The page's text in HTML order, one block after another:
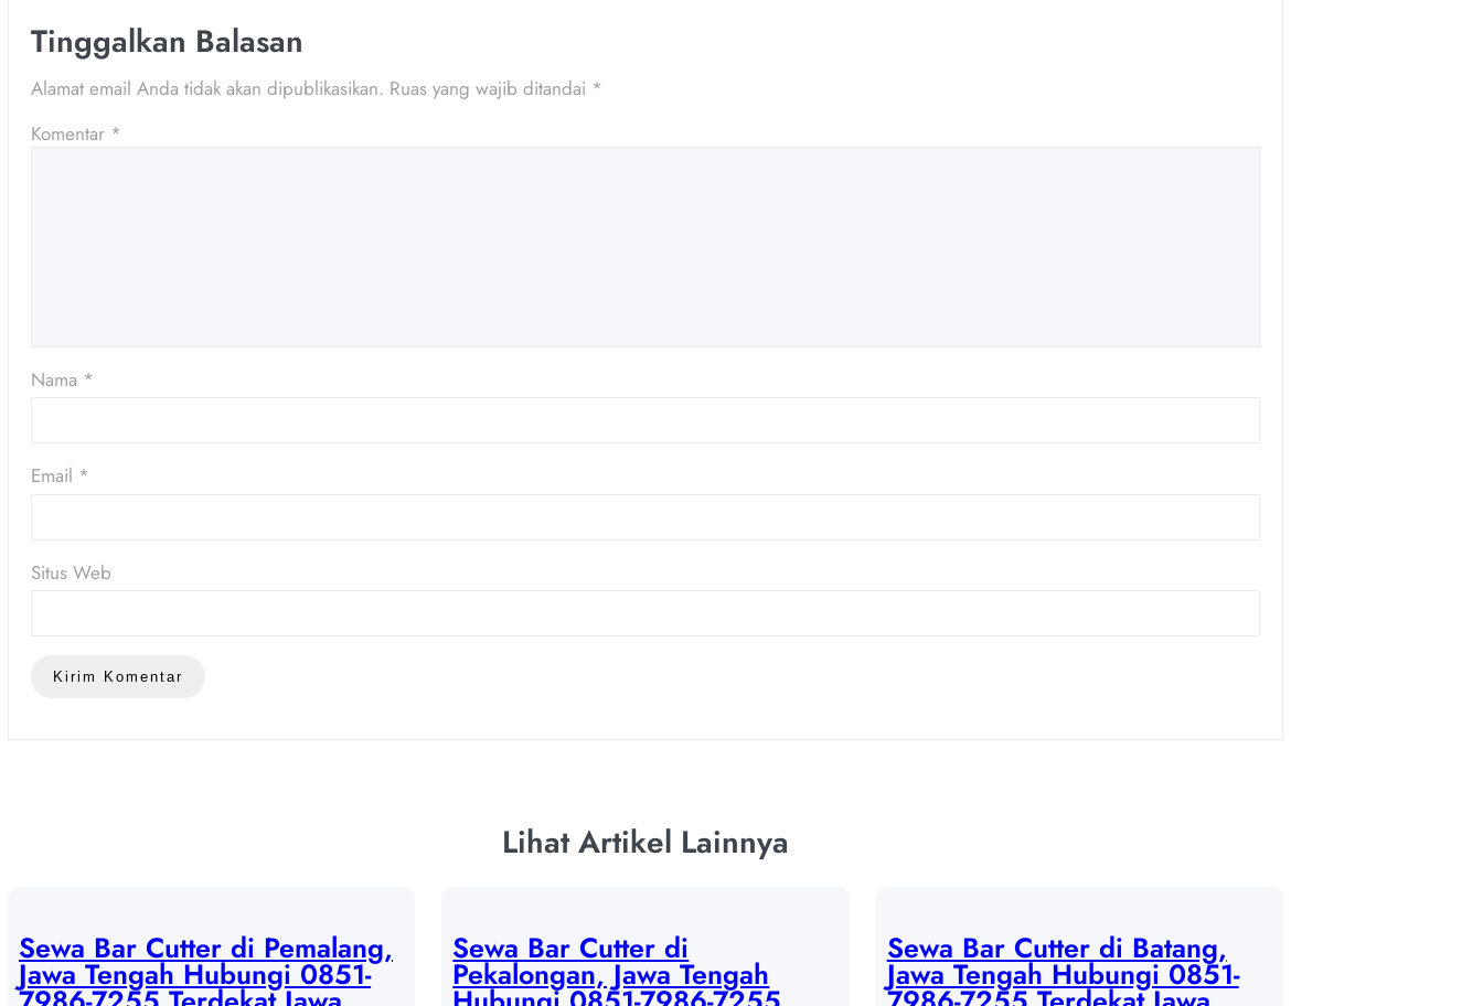
Tinggalkan Balasan
Alamat email Anda tidak akan dipublikasikan. Ruas yang wajib ditandai *
Komentar *
Nama *
Email *
Situs Web
Lihat Artikel Lainnya
Sewa Bar Cutter di Pemalang,
Jawa Tengah Hubungi 0851-
Sewa Bar Cutter di
Pekalongan, Jawa Tengah
Sewa Bar Cutter di Batang,
Jawa Tengah Hubungi 0851-